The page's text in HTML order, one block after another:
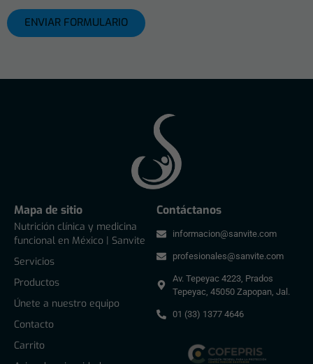
ENVIAR FORMULARIO
Mapa de sitio
Nutrición clínica y medicina
funcional en México | Sanvite
Servicios
Productos
Únete a nuestro equipo
Contacto
Carrito
Contáctanos
informacion@sanvite.com
profesionales@sanvite.com
Av. Tepeyac 4223, Prados
Tepeyac, 45050 Zapopan, Jal.
01 (33) 1377 4646